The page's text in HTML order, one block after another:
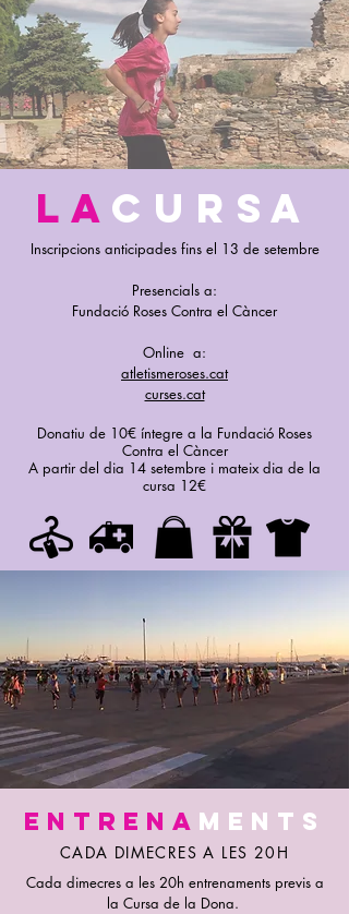
lacursa
Inscripcions anticipades fins el 13 de setembre
Presencials a:
Fundació Roses Contra el Càncer
Online a:
atletismeroses.cat
curses.cat
Donatiu de 10€ íntegre a la Fundació Roses
Contra el Càncer
A partir del dia 14 setembre i mateix dia de la
cursa 12€
entrenA ments
CADA DIMECRES A LES 20H
Cada dimecres a les 20h entrenaments previs a
la Cursa de la Dona.